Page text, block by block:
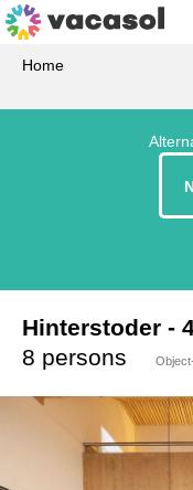
Home
Hinterstoder -
8 persons